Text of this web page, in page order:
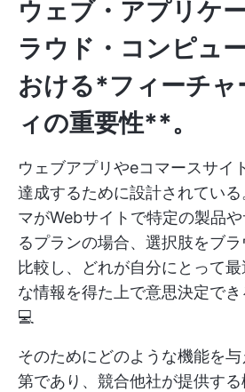
ウェブ・アプリケ
ラウド・コンピュ
おける*フィーチャ
ィの重要性**。
ウェブアプリやeコマースサイ
達成するために設計されてい
マがWebサイトで特定の製品
るプランの場合、選択肢をブ
比較し、どれが自分にとって
な情報を得た上で意思決定でき
💻
そのためにどのような機能を
第であり、競合他社が提供す